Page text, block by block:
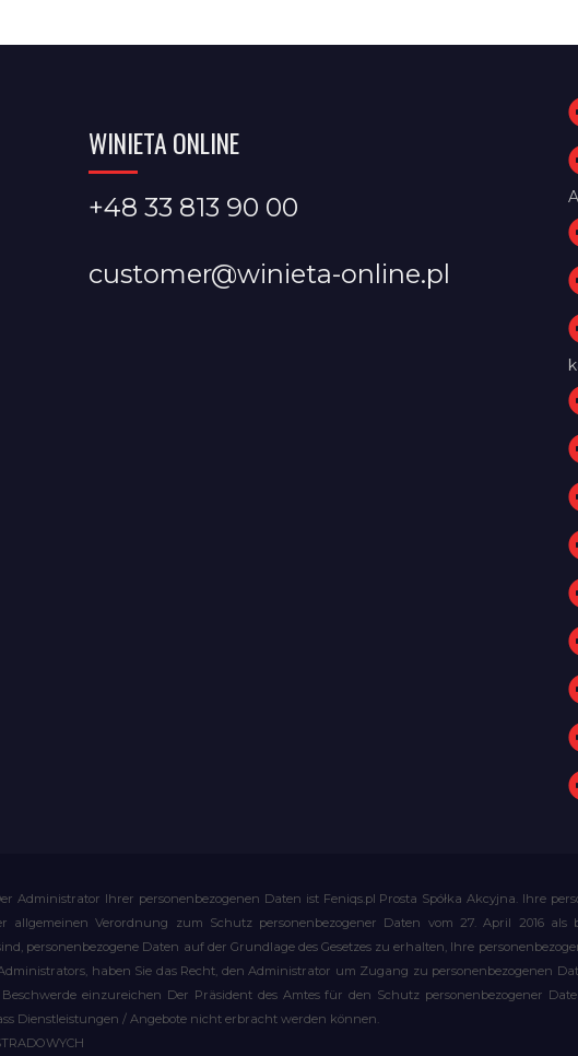
WINIETA ONLINE
+48 33 813 90 00
customer@winieta-online.pl
Administrator Ihrer personenbezogenen Daten ist Feniqs.pl Prosta Spółka Akcyjna. Ihre
Verordnung zum Schutz personenbezogener Daten vom 27. April 2016 als
personenbezogene Daten auf der Grundlage des Gesetzes zu erhalten, Ihre
haben Sie das Recht, den Administrator um Zugang zu personenbezogenen
einzureichen Der Präsident des Amtes für den Schutz personenbezogener
Dienstleistungen / Angebote nicht erbracht werden können.